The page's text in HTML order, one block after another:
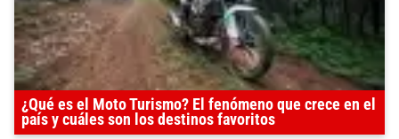
¿Qué es el Moto Turismo? El fenómeno que crece en el
país y cuáles son los destinos favoritos